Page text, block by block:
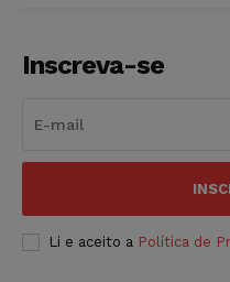
Inscreva-se
Li e aceito a Política de